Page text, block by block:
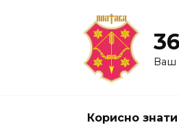
Ваш
Корисно знати